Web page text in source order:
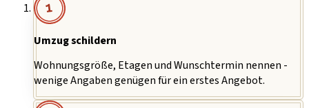
1
Umzug schildern
Wohnungsgröße, Etagen und Wunschtermin nennen -
wenige Angaben genügen für ein erstes Angebot.